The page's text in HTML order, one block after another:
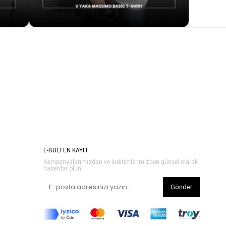
E-BÜLTEN KAYIT
Kampanyalarımızdan ve indirimlerimizden güncel olarak
haberdar olun!
Gönder